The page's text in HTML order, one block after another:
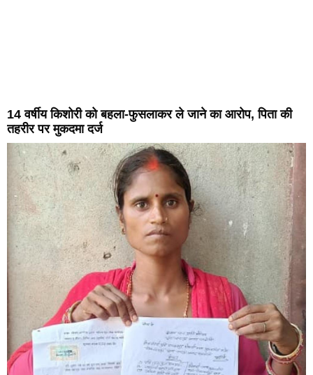
14 वर्षीय किशोरी को बहला-फुसलाकर ले जाने का आरोप, पिता की
तहरीर पर मुकदमा दर्ज